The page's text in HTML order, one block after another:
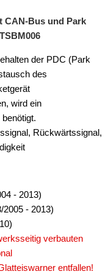
CAN-Bus und Park
der PDC (Park
des
wird ein
Rückwärtssignal,
- 2013)
2005 - 2013)
verbauten
entfallen!